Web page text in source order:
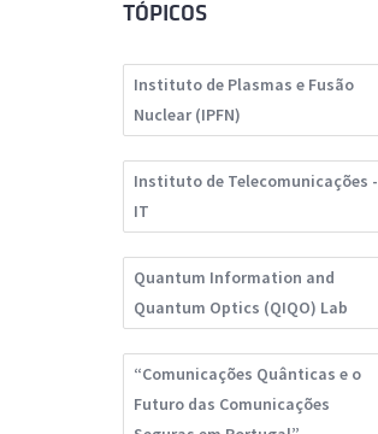
TÓPICOS
Instituto de Plasmas e Fusão
Nuclear (IPFN)
Instituto de Telecomunicações -
IT
Quantum Information and
Quantum Optics (QIQO) Lab
“Comunicações Quânticas e o
Futuro das Comunicações